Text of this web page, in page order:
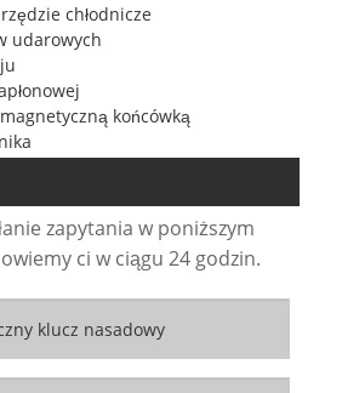
chłodnicze
udarowych
końcówką
zapytania w poniższym
ci w ciągu 24 godzin.